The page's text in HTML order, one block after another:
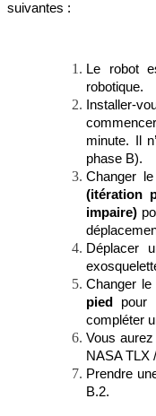
suivantes :
Le robot
robotique.
minute. Il
phase B).
Changer
(itération
impaire)
Déplacer
Changer
pied
pour
compléter
Vous
NASA TLX
Prendre
B.2.